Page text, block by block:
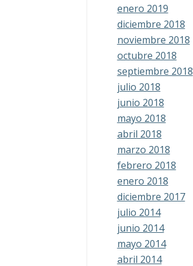
enero 2019
diciembre 2018
noviembre 2018
octubre 2018
septiembre 2018
julio 2018
junio 2018
mayo 2018
abril 2018
marzo 2018
febrero 2018
enero 2018
diciembre 2017
julio 2014
junio 2014
mayo 2014
abril 2014